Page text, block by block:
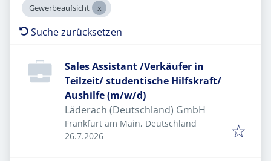
Gewerbeaufsicht
Suche zurücksetzen
Sales Assistant /Verkäufer in
Teilzeit/ studentische Hilfskraft/
Aushilfe (m/w/d)
Läderach (Deutschland) GmbH
Frankfurt am Main, Deutschland
Veröffentlicht
26.7.2026